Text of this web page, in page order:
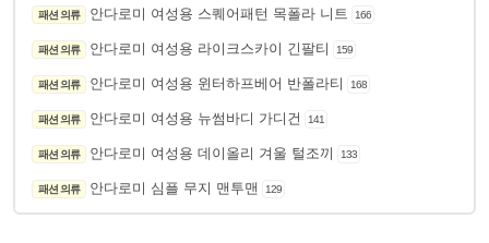
패션 의류 안다로미 여성용 스퀘어패턴 목폴라 니트 166
패션 의류 안다로미 여성용 라이크스카이 긴팔티 159
패션 의류 안다로미 여성용 윈터하프베어 반폴라티 168
패션 의류 안다로미 여성용 뉴썸바디 가디건 141
패션 의류 안다로미 여성용 데이올리 겨울 털조끼 133
패션 의류 안다로미 심플 무지 맨투맨 129